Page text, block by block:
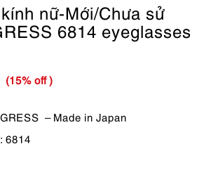
nữ-Mới/Chưa sử
6814 eyeglasses
(15% off )
– Made in Japan
: 6814